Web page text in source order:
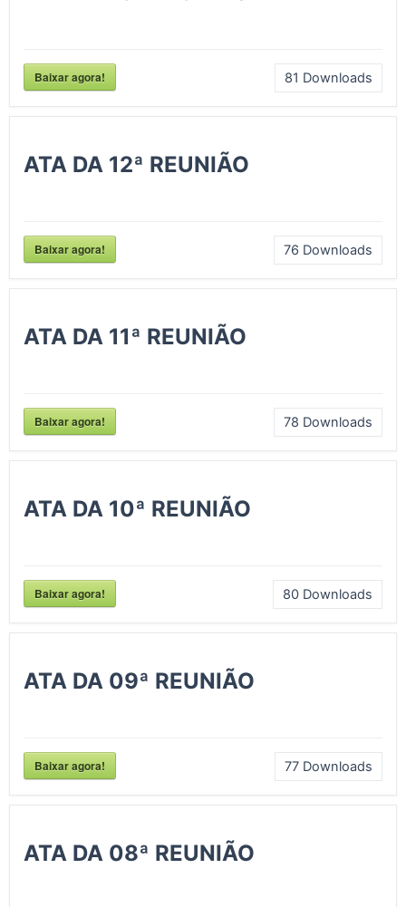
Baixar agora! 81 Downloads
ATA DA 12ª REUNIÃO
Baixar agora! 76 Downloads
ATA DA 11ª REUNIÃO
Baixar agora! 78 Downloads
ATA DA 10ª REUNIÃO
Baixar agora! 80 Downloads
ATA DA 09ª REUNIÃO
Baixar agora! 77 Downloads
ATA DA 08ª REUNIÃO